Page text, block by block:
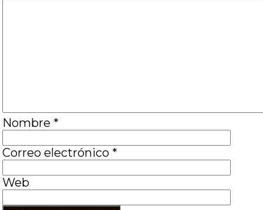
Nombre *
Correo electrónico *
Web